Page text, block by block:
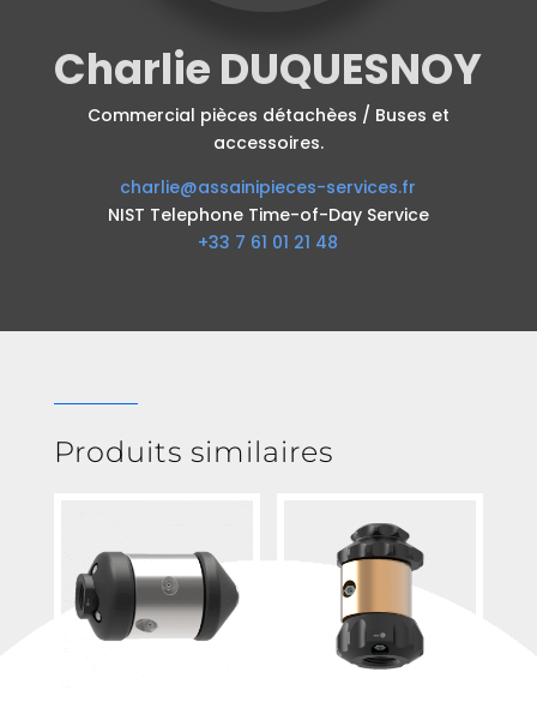
Charlie DUQUESNOY
Commercial pièces détachèes / Buses et
accessoires.
charlie@assainipieces-services.fr
NIST Telephone Time-of-Day Service
+33 7 61 01 21 48
Produits similaires